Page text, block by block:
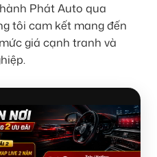
Phát Auto qua
tôi cam kết mang đến
giá cạnh tranh và